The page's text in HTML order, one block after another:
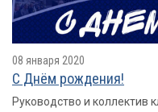
08 января 2020
С Днём рождения!
Руководство и коллектив